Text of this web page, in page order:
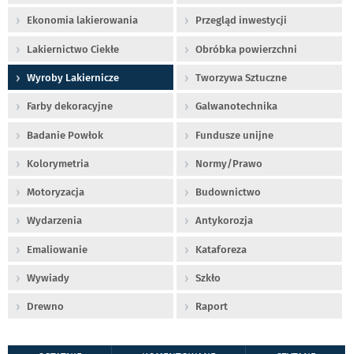
Ekonomia lakierowania Przegląd inwestycji
Lakiernictwo Ciekłe Obróbka powierzchni
Wyroby Lakiernicze Tworzywa Sztuczne
Farby dekoracyjne Galwanotechnika
Badanie Powłok Fundusze unijne
Kolorymetria Normy/Prawo
Motoryzacja Budownictwo
Wydarzenia Antykorozja
Emaliowanie Kataforeza
Wywiady Szkło
Drewno Raport